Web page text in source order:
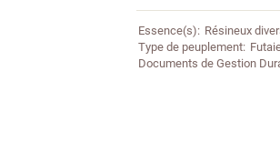
Essence(s) Résineux
Type de peuplement
Documents de Gestion